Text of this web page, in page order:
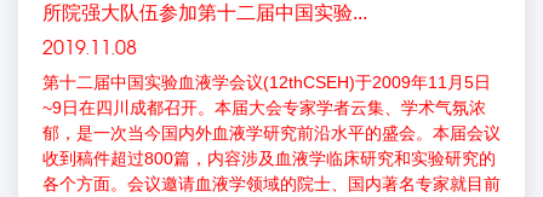
所院强大队伍参加第十二届中国实验...
2019.11.08
第十二届中国实验血液学会议(12thCSEH)于2009年11月5日
~9日在四川成都召开。本届大会专家学者云集、学术气氛浓
郁，是一次当今国内外血液学研究前沿水平的盛会。本届会议
收到稿件超过800篇，内容涉及血液学临床研究和实验研究的
各个方面。会议邀请血液学领域的院士、国内著名专家就目前